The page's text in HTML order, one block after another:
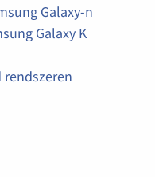
Galaxy-n
Galaxy K